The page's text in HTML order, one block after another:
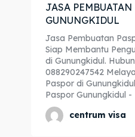
JASA PEMBUATAN
GUNUNGKIDUL
Jasa Pembuatan
Siap Membantu
di Gunungkidul.
088290247542 Melayani Pembuatan
Paspor di
Paspor Gunungkidul -
centrum visa